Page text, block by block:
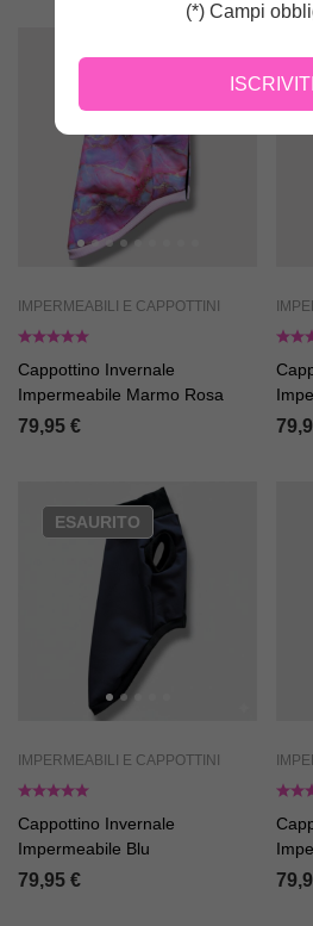
IMPERMEABILI E CAPPOTTINI
Cappottino Invernale
Impermeabile Marmo Rosa
79,95 €
ESAURITO
IMPERMEABILI E CAPPOTTINI
Cappottino Invernale
Impermeabile Blu
79,95 €
(*) Campi
ISCRIVITI